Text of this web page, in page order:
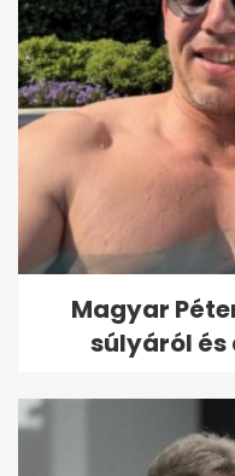
Magyar
súlyáról és